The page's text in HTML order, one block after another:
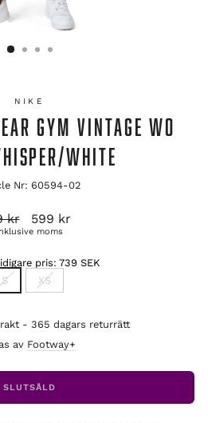
NIKE
GYM VINTAGE WO
WHITE
Nr: 60594-02
kr Reapris
599 kr
moms
pris: 739 SEK
S XS
- 365 dagars returrätt
av Footway+
SLUTSÅLD